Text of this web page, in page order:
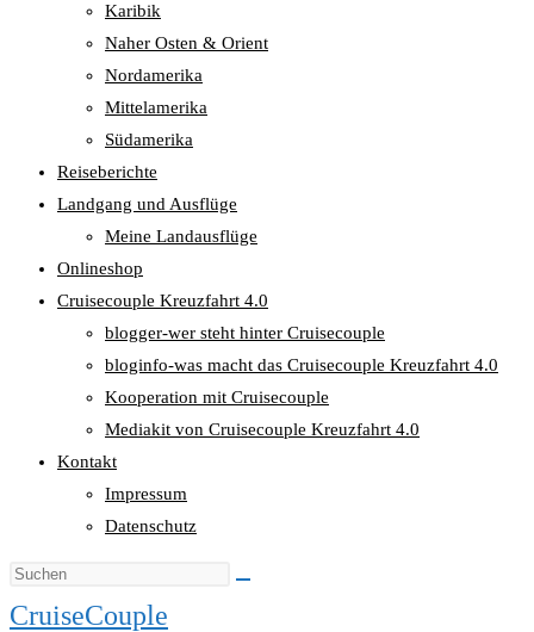
Karibik
Naher Osten & Orient
Nordamerika
Mittelamerika
Südamerika
Reiseberichte
Landgang und Ausflüge
Meine Landausflüge
Onlineshop
Cruisecouple Kreuzfahrt 4.0
blogger-wer steht hinter Cruisecouple
bloginfo-was macht das Cruisecouple Kreuzfahrt 4.0
Kooperation mit Cruisecouple
Mediakit von Cruisecouple Kreuzfahrt 4.0
Kontakt
Impressum
Datenschutz
CruiseCouple